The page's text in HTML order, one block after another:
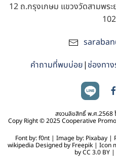
12 ถ.กรุงเกษม แขวงวัดสามพร
คำถามที่พบบ่อย| ช่องทา
สงวนลิขสิทธิ์ พ.ศ.2568
Copy Right © 2025 Cooperative
Font by: f0nt | Image by: Pixabay
wikipedia Designed by Freepik | Icon
by CC 3.0 BY